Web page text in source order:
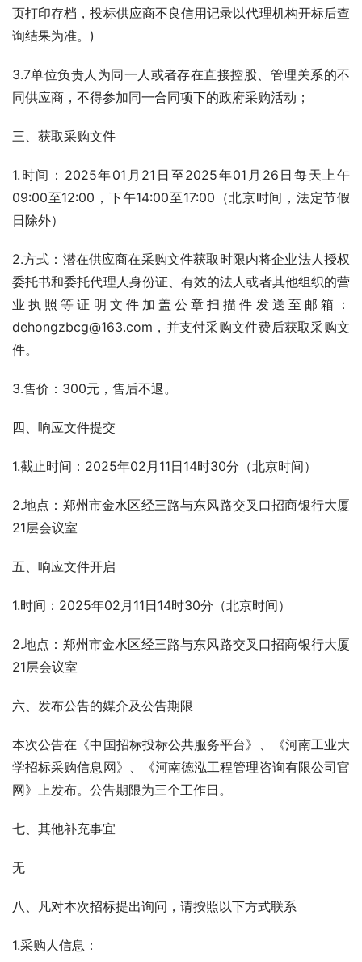
页打印存档，投标供应商不良信用记录以代理机构开标后查
询结果为准。)
3.7单位负责人为同一人或者存在直接控股、管理关系的不
同供应商，不得参加同一合同项下的政府采购活动；
三、获取采购文件
1.时间：2025年01月21日至2025年01月26日每天上午
09:00至12:00，下午14:00至17:00（北京时间，法定节假
日除外）
2.方式：潜在供应商在采购文件获取时限内将企业法人授权
委托书和委托代理人身份证、有效的法人或者其他组织的营
业执照等证明文件加盖公章扫描件发送至邮箱：
dehongzbcg@163.com，并支付采购文件费后获取采购文
件。
3.售价：300元，售后不退。
四、响应文件提交
1.截止时间：2025年02月11日14时30分（北京时间）
2.地点：郑州市金水区经三路与东风路交叉口招商银行大厦
21层会议室
五、响应文件开启
1.时间：2025年02月11日14时30分（北京时间）
2.地点：郑州市金水区经三路与东风路交叉口招商银行大厦
21层会议室
六、发布公告的媒介及公告期限
本次公告在《中国招标投标公共服务平台》、《河南工业大
学招标采购信息网》、《河南德泓工程管理咨询有限公司官
网》上发布。公告期限为三个工作日。
七、其他补充事宜
无
八、凡对本次招标提出询问，请按照以下方式联系
1.采购人信息：